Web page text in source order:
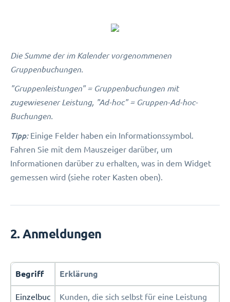
Die Summe der im Kalender vorgenommenen
Gruppenbuchungen.
"Gruppenleistungen" = Gruppenbuchungen mit
zugewiesener Leistung, "Ad-hoc" = Gruppen-Ad-hoc-
Buchungen.
Tipp: Einige Felder haben ein Informationssymbol.
Fahren Sie mit dem Mauszeiger darüber, um
Informationen darüber zu erhalten, was in dem Widget
gemessen wird (siehe roter Kasten oben).
2. Anmeldungen
Begriff Erklärung
Einzelbuc
Kunden, die sich selbst für eine Leistung